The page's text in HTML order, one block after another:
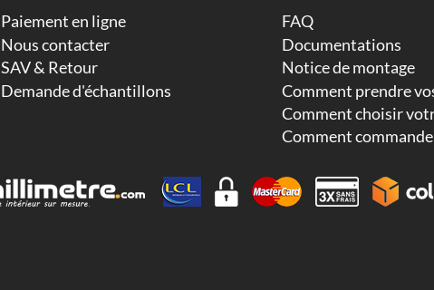
Paiement en ligne
Nous contacter
SAV & Retour
Demande d'échantillons
FAQ
Documentations
Notice de montage
Comment prendre
Comment choisir
Comment